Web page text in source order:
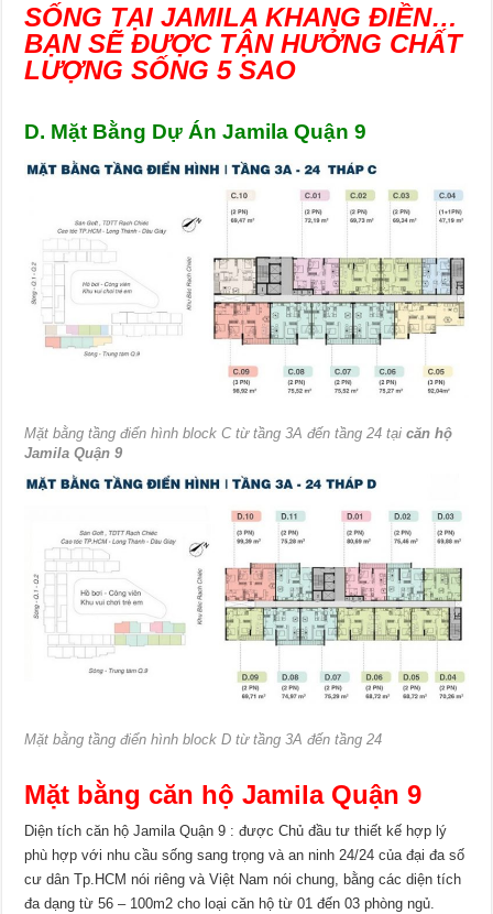
SỐNG TẠI JAMILA KHANG ĐIỀN…
BẠN SẼ ĐƯỢC TẬN HƯỞNG CHẤT
LƯỢNG SỐNG 5 SAO
D. Mặt Bằng Dự Án Jamila Quận 9
Mặt bằng tầng điển hình block C từ tầng 3A đến tầng 24 tại căn hộ
Jamila Quận 9
Mặt bằng tầng điển hình block D từ tầng 3A đến tầng 24
Mặt bằng căn hộ Jamila Quận 9
Diện tích căn hộ Jamila Quận 9 : được Chủ đầu tư thiết kế hợp lý
phù hợp với nhu cầu sống sang trọng và an ninh 24/24 của đại đa số
cư dân Tp.HCM nói riêng và Việt Nam nói chung, bằng các diện tích
đa dạng từ 56 – 100m2 cho loại căn hộ từ 01 đến 03 phòng ngủ.